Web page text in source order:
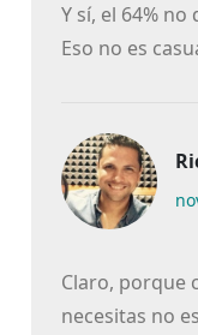
Y sí, el 64%
Eso no es
Claro, porque
necesitas no